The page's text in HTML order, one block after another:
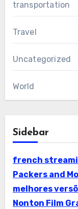
transportation
Travel
Uncategorized
World
Sidebar
french
Packers and
melhores
Nonton Film